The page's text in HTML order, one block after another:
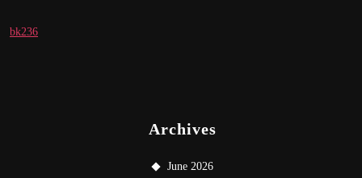
bk236
Archives
June 2026